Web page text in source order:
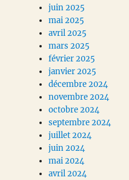
juin 2025
mai 2025
avril 2025
mars 2025
février 2025
janvier 2025
décembre 2024
novembre 2024
octobre 2024
septembre 2024
juillet 2024
juin 2024
mai 2024
avril 2024